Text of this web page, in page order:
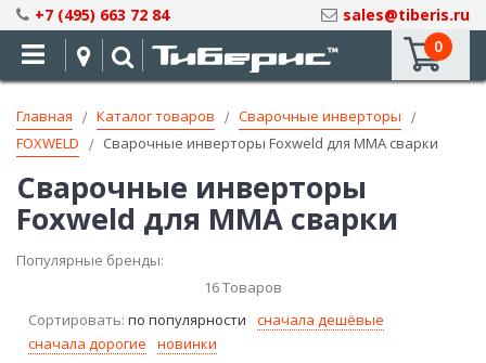
Skip
to
Content
+7 (495) 663 72 84
sales@tiberis.ru
0
Главная Каталог товаров
Сварочные инверторы
FOXWELD
Сварочные инверторы Foxweld для MMA сварки
Сварочные инверторы
Foxweld для MMA сварки
Популярные бренды:
16Товаров
Сортировать: по популярности
сначала дешёвые
сначала дорогие
новинки